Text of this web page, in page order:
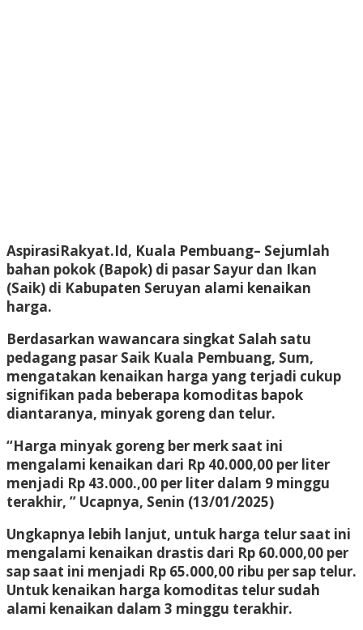
AspirasiRakyat.Id, Kuala Pembuang– Sejumlah
bahan pokok (Bapok) di pasar Sayur dan Ikan
(Saik) di Kabupaten Seruyan alami kenaikan
harga.
Berdasarkan wawancara singkat Salah satu
pedagang pasar Saik Kuala Pembuang, Sum,
mengatakan kenaikan harga yang terjadi cukup
signifikan pada beberapa komoditas bapok
diantaranya, minyak goreng dan telur.
“Harga minyak goreng ber merk saat ini
mengalami kenaikan dari Rp 40.000,00 per liter
menjadi Rp 43.000.,00 per liter dalam 9 minggu
terakhir, ” Ucapnya, Senin (13/01/2025)
Ungkapnya lebih lanjut, untuk harga telur saat ini
mengalami kenaikan drastis dari Rp 60.000,00 per
sap saat ini menjadi Rp 65.000,00 ribu per sap telur.
Untuk kenaikan harga komoditas telur sudah
alami kenaikan dalam 3 minggu terakhir.